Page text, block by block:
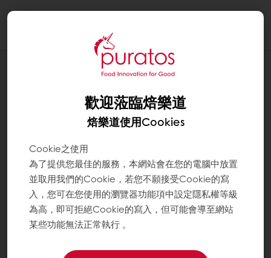
應用配方
水果多酚老麵麵包
歡迎蒞臨焙樂道
焙樂道使用Cookies
Cookie之使用
為了提供您最佳的服務，本網站會在您的電腦中放置
並取用我們的Cookie，若您不願接受Cookie的寫
入，您可在您使用的瀏覽器功能項中設定隱私權等級
為高，即可拒絕Cookie的寫入，但可能會導至網站
某些功能無法正常執行 。